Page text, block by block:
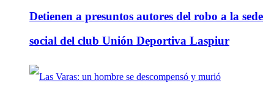
Detienen a presuntos autores del robo a la sede
social del club Unión Deportiva Laspiur